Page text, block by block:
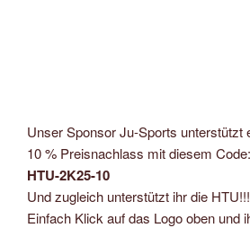
Unser Sponsor Ju-Sports unterstützt
10 % Preisnachlass mit diesem Code:
HTU-2K25-10
Und zugleich unterstützt ihr die HTU!!!
Einfach Klick auf das Logo oben und